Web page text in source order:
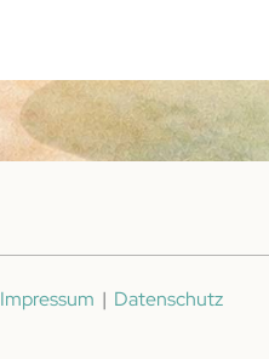
Impressum | Datenschutz